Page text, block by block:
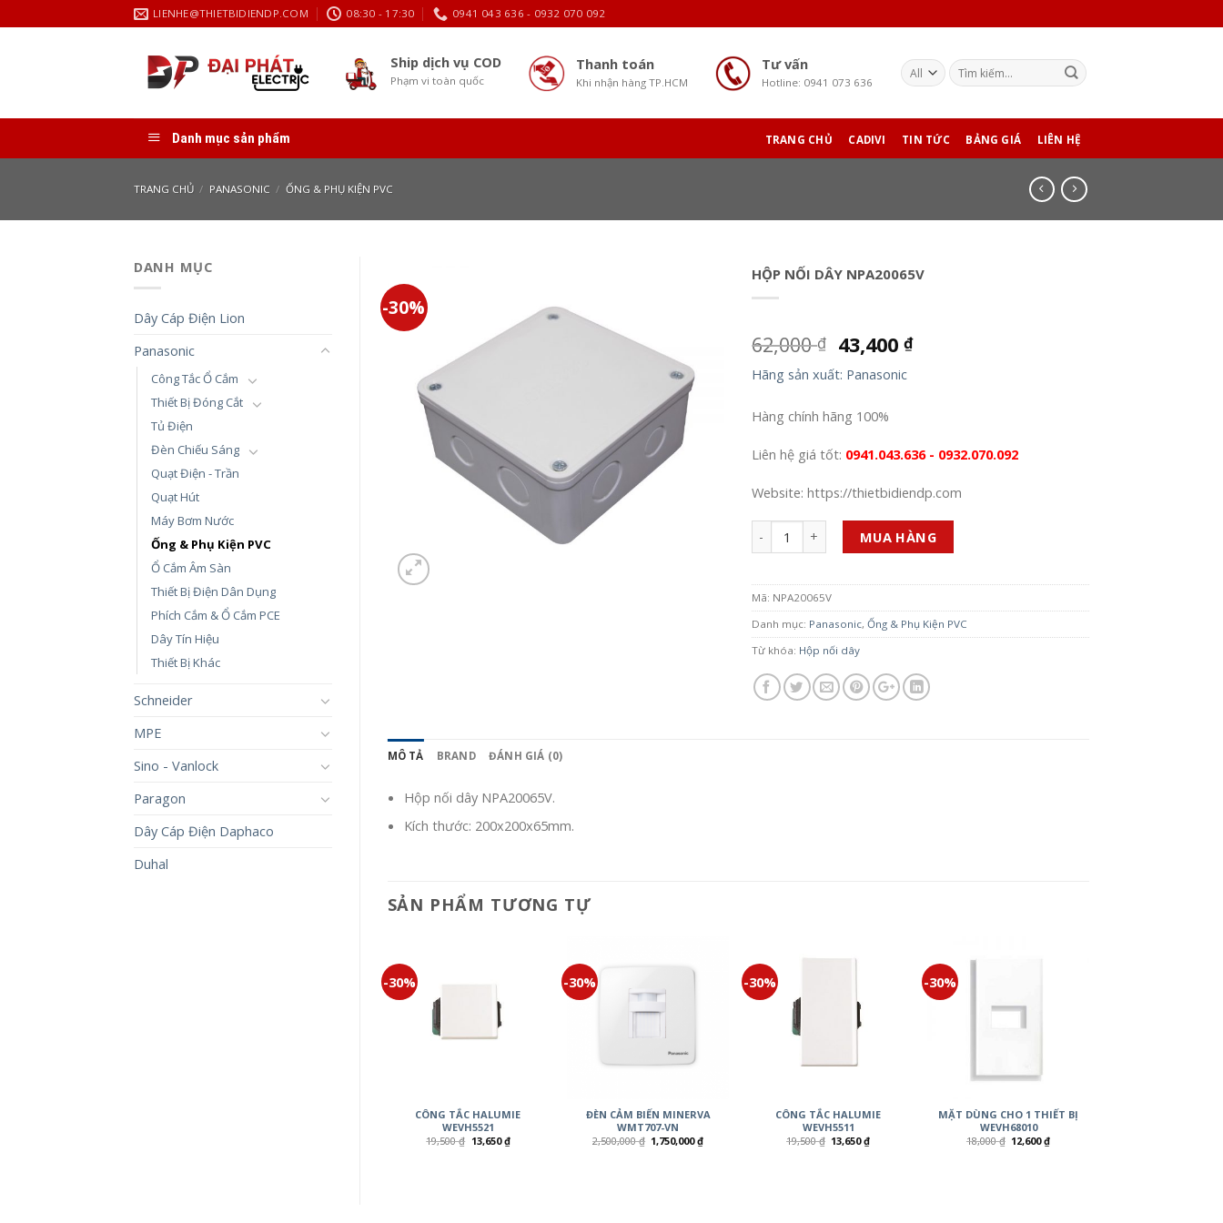
to
LIENHE@THIETBIDIENDP.COM 08:30 - 17:30 0941 043 636 - 0932 070 092
Ship dịch vụ COD
Phạm vi toàn quốc
Thanh toán
Khi nhận hàng TP.HCM
Tư vấn
Hotline: 0941 073 636
Danh mục sản phẩm TRANG CHỦ CADIVI TIN TỨC BẢNG GIÁ LIÊN HỆ
TRANG CHỦ / PANASONIC / ỐNG & PHỤ KIỆN PVC
DANH MỤC
Dây Cáp Điện Lion
Panasonic
Công Tắc Ổ Cắm
Thiết Bị Đóng Cắt
Tủ Điện
Đèn Chiếu Sáng
Quạt Điện - Trần
Quạt Hút
Máy Bơm Nước
Ống & Phụ Kiện PVC
Ổ Cắm Âm Sàn
Thiết Bị Điện Dân Dụng
Phích Cắm & Ổ Cắm PCE
Dây Tín Hiệu
Thiết Bị Khác
Schneider
MPE
Sino - Vanlock
Paragon
Dây Cáp Điện Daphaco
Duhal
-30%
HỘP NỐI DÂY NPA20065V
62,000₫ 43,400 ₫
Hãng sản xuất: Panasonic
Hàng chính hãng 100%
Liên hệ giá tốt: 0941.043.636 - 0932.070.092
Website: https://thietbidiendp.com
MUA HÀNG
Mã: NPA20065V
Danh mục: Panasonic,Ống & Phụ Kiện PVC
Từ khóa: Hộp nối dây
MÔ TẢ BRAND ĐÁNH GIÁ (0)
Hộp nối dây NPA20065V.
Kích thước: 200x200x65mm.
SẢN PHẨM TƯƠNG TỰ
-30%
CÔNG TẮC HALUMIE
WEVH5521
19,500₫ 13,650₫
-30%
ĐÈN CẢM BIẾN MINERVA
WMT707-VN
2,500,000₫ 1,750,000₫
-30%
CÔNG TẮC HALUMIE
WEVH5511
19,500₫ 13,650₫
-30%
MẶT DÙNG CHO 1 THIẾT BỊ
WEVH68010
18,000₫ 12,600₫